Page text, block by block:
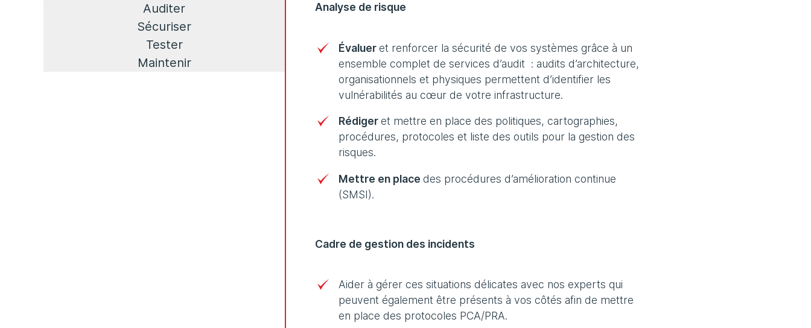
Auditer
Sécuriser
Tester
Maintenir
Analyse de risque
Évalueret renforcer la sécurité de vos systèmes grâce à un
ensemble complet de services d’audit : audits d’architecture,
organisationnels et physiques permettent d’identifier les
vulnérabilités au cœur de votre infrastructure.
Rédigeret mettre en place des politiques, cartographies,
procédures, protocoles et liste des outils pour la gestion des
risques.
Mettre en place des procédures d’amélioration continue
(SMSI).
Cadre de gestion des incidents
Aider à gérer ces situations délicates avec nos experts qui
peuvent également être présents à vos côtés afin de mettre
en place des protocoles PCA/PRA.